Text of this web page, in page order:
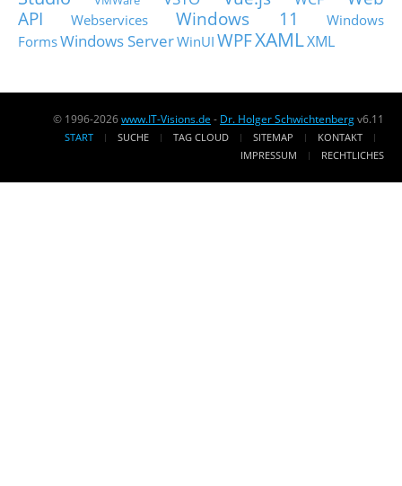
API
Webservices Windows 11
Windows
FormsWindows ServerWinUI WPFXAMLXML
© 1996-2026www.IT-Visions.de - Dr. Holger Schwichtenbergv6.11
START SUCHE TAG CLOUD SITEMAP
KONTAKT
IMPRESSUM
RECHTLICHES